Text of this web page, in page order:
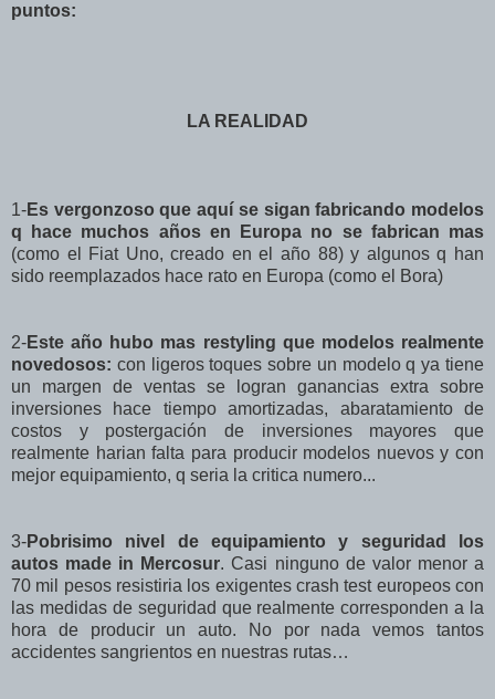
puntos:
LA REALIDAD
1-Es vergonzoso que aquí se sigan fabricando modelos
q hace muchos años en Europa no se fabrican mas
(como el Fiat Uno, creado en el año 88) y algunos q han
sido reemplazados hace rato en Europa (como el Bora)
2-Este año hubo mas restyling que modelos realmente
novedosos: con ligeros toques sobre un modelo q ya tiene
un margen de ventas se logran ganancias extra sobre
inversiones hace tiempo amortizadas, abaratamiento de
costos y postergación de inversiones mayores que
realmente harian falta para producir modelos nuevos y con
mejor equipamiento, q seria la critica numero...
3-Pobrisimo nivel de equipamiento y seguridad los
autos made in Mercosur. Casi ninguno de valor menor a
70 mil pesos resistiria los exigentes crash test europeos con
las medidas de seguridad que realmente corresponden a la
hora de producir un auto. No por nada vemos tantos
accidentes sangrientos en nuestras rutas…